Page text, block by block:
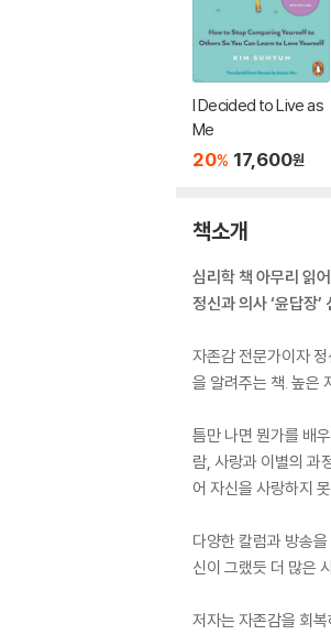
I Decided to Live as
Me
20% 17,600원
책소개
심리학 책 아무리 읽
정신과 의사 ‘윤답장
자존감 전문가이자
을 알려주는 책. 높은
틈만 나면 뭔가를 배
람, 사랑과 이별의 과
어 자신을 사랑하지
다양한 칼럼과 방송
신이 그랬듯 더 많은
저자는 자존감을 회